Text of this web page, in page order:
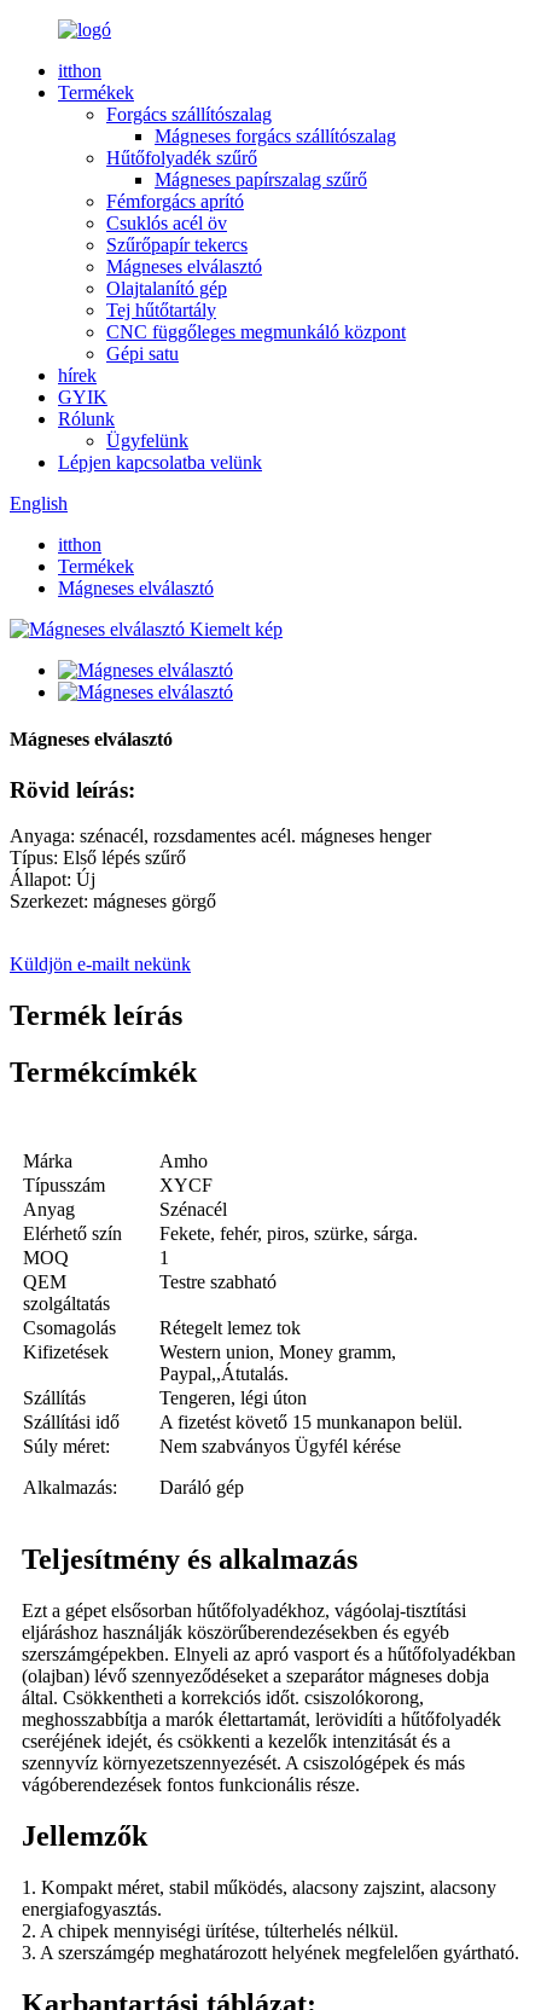
itthon
Termékek
Forgács szállítószalag
Mágneses forgács szállítószalag
Hűtőfolyadék szűrő
Mágneses papírszalag szűrő
Fémforgács aprító
Csuklós acél öv
Szűrőpapír tekercs
Mágneses elválasztó
Olajtalanító gép
Tej hűtőtartály
CNC függőleges megmunkáló központ
Gépi satu
hírek
GYIK
Rólunk
Ügyfelünk
Lépjen kapcsolatba velünk
English
itthon
Termékek
Mágneses elválasztó
Mágneses elválasztó
Rövid leírás:
Anyaga: szénacél, rozsdamentes acél. mágneses henger
Típus: Első lépés szűrő
Állapot: Új
Szerkezet: mágneses görgő
Küldjön e-mailt nekünk
Termék leírás
Termékcímkék
Márka
Amho
Típusszám
XYCF
Anyag
Szénacél
Elérhető szín
Fekete, fehér, piros, szürke, sárga.
MOQ
1
QEM
szolgáltatás
Testre szabható
Csomagolás
Rétegelt lemez tok
Kifizetések
Western union, Money gramm,
Paypal,,Átutalás.
Szállítás
Tengeren, légi úton
Szállítási idő
A fizetést követő 15 munkanapon belül.
Súly méret:
Alkalmazás:
Nem szabványos Ügyfél kérése
Daráló gép
Teljesítmény és alkalmazás
Ezt a gépet elsősorban hűtőfolyadékhoz, vágóolaj-tisztítási
eljáráshoz használják köszörűberendezésekben és egyéb
szerszámgépekben. Elnyeli az apró vasport és a hűtőfolyadékban
(olajban) lévő szennyeződéseket a szeparátor mágneses dobja
által. Csökkentheti a korrekciós időt. csiszolókorong,
meghosszabbítja a marók élettartamát, lerövidíti a hűtőfolyadék
cseréjének idejét, és csökkenti a kezelők intenzitását és a
szennyvíz környezetszennyezését. A csiszológépek és más
vágóberendezések fontos funkcionális része.
Jellemzők
1. Kompakt méret, stabil működés, alacsony zajszint, alacsony
energiafogyasztás.
2. A chipek mennyiségi ürítése, túlterhelés nélkül.
3. A szerszámgép meghatározott helyének megfelelően gyártható.
Karbantartási táblázat: